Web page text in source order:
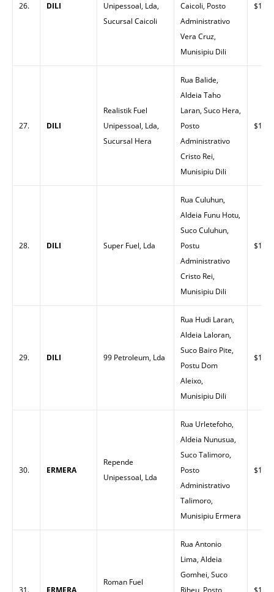
26. DILI
Unipessoal, Lda,
Sucursal Caicoli
Caicoli, Posto
Administrativo
Vera Cruz,
Munisipiu Dili
$1.47
27. DILI
Realistik Fuel
Unipessoal, Lda,
Sucursal Hera
Rua Balide,
Aldeia Taho
Laran, Suco Hera,
Posto
Administrativo
Cristo Rei,
Munisipiu Dili
$1.47
28. DILI Super Fuel, Lda
Rua Culuhun,
Aldeia Funu Hotu,
Suco Culuhun,
Postu
Administrativo
Cristo Rei,
Munisipiu Dili
$1.49
29. DILI 99 Petroleum, Lda
Rua Hudi Laran,
Aldeia Laloran,
Suco Bairo Pite,
Postu Dom
Aleixo,
Munisipiu Dili
$1.49
30. ERMERA
Repende
Unipessoal, Lda
Rua Urletefoho,
Aldeia Nunusua,
Suco Talimoro,
Posto
Administrativo
Talimoro,
Munisipiu Ermera
$1.50
31. ERMERA
Roman Fuel
Rua Antonio
Lima, Aldeia
Gomhei, Suco
Riheu, Posto
$1.60